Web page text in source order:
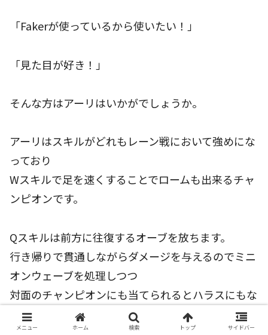
「Fakerが使っているから使いたい！」
「見た目が好き！」
そんな方はアーリはいかがでしょうか。
アーリはスキルがどれもレーン戦において強めにな
っており
Wスキルで足を速くすることでロームも出来るチャ
ンピオンです。
Qスキルは前方に往復するオーブを放ちます。
行き帰りで貫通しながらダメージを与えるのでミニ
オンウェーブを処理しつつ
対面のチャンピオンにも当てられるとハラスにもな
ります。
メニュー ホーム 検索 トップ サイドバー